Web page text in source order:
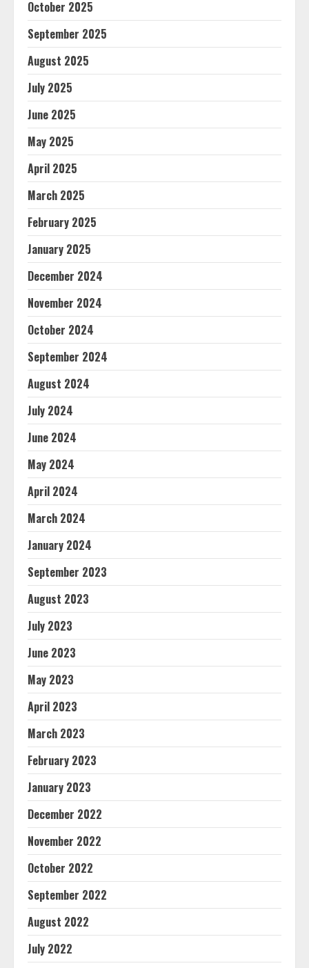
October 2025
September 2025
August 2025
July 2025
June 2025
May 2025
April 2025
March 2025
February 2025
January 2025
December 2024
November 2024
October 2024
September 2024
August 2024
July 2024
June 2024
May 2024
April 2024
March 2024
January 2024
September 2023
August 2023
July 2023
June 2023
May 2023
April 2023
March 2023
February 2023
January 2023
December 2022
November 2022
October 2022
September 2022
August 2022
July 2022